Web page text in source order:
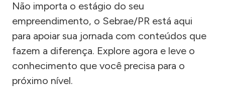
Não importa o estágio do seu
empreendimento, o Sebrae/PR está aqui
para apoiar sua jornada com conteúdos que
fazem a diferença. Explore agora e leve o
conhecimento que você precisa para o
próximo nível.